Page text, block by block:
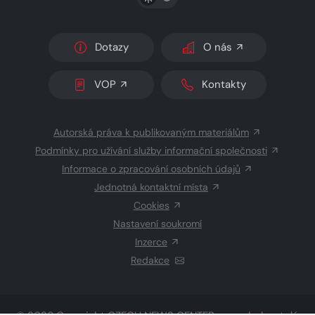
Dotazy O nás
VOP Kontakty
Autorská práva k publikovaným materiálům
Podmínky pro užívání služby informační společnosti
Informace o zpracování osobních údajů
Jednotná kontaktní místa
Cookies
Nastavení soukromí
Inzerce
Redakce